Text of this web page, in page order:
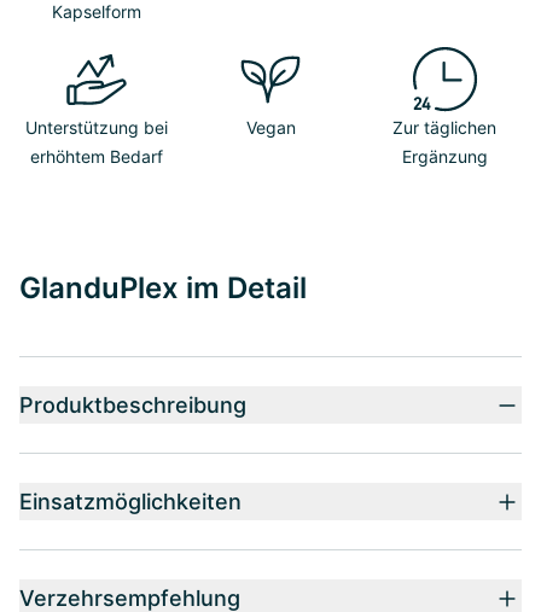
Kapselform
Unterstützung bei
erhöhtem Bedarf
Vegan
Zur täglichen
Ergänzung
GlanduPlex im Detail
Produktbeschreibung
Einsatzmöglichkeiten
Verzehrsempfehlung